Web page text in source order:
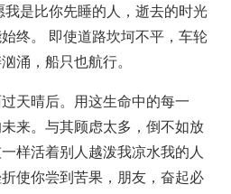
是比你先睡的人，逝去的时光
终。 即使道路坎坷不平，车轮
涌，船只也航行。
天晴后。用这生命中的每一
来。与其顾虑太多，倒不如放
样活着别人越泼我凉水我的人
使你尝到苦果，朋友，奋起必